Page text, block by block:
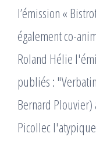
l’émission «
également co-
Roland Hélie
publiés :
Bernard
Picollec